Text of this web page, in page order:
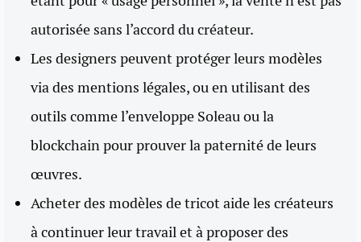
autorisée sans l’accord du créateur.
Les designers peuvent protéger leurs modèles
via des mentions légales, ou en utilisant des
outils comme l’enveloppe Soleau ou la
blockchain pour prouver la paternité de leurs
œuvres.
Acheter des modèles de tricot aide les créateurs
à continuer leur travail et à proposer des